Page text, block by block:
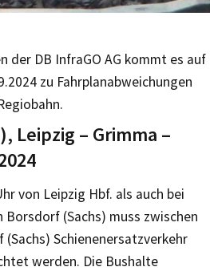
der DB InfraGO AG kommt es auf
zu Fahrplanabweichungen
Leipzig – Grimma –
von Leipzig Hbf. als auch bei
(Sachs) muss zwischen
Schienenersatzverkehr
werden. Die Bushalte